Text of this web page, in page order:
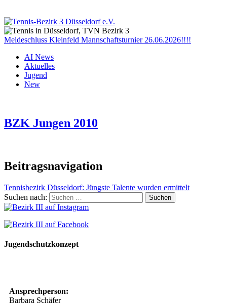
Meldeschluss Kleinfeld Mannschaftsturnier 26.06.2026!!!!
AI News
Aktuelles
Jugend
New
BZK Jungen 2010
Beitragsnavigation
Tennisbezirk Düsseldorf: Jüngste Talente wurden ermittelt
Suchen nach:
Jugendschutzkonzept
Ansprechperson:
Barbara Schäfer